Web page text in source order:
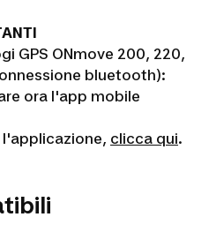
GPS ONmove 200, 220,
bluetooth):
ora l'app mobile
l'applicazione, clicca qui.